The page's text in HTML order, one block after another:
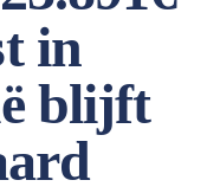
in
blijft